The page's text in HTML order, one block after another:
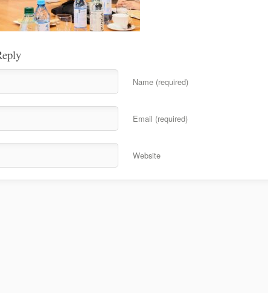
Name (required)
Email (required)
Website